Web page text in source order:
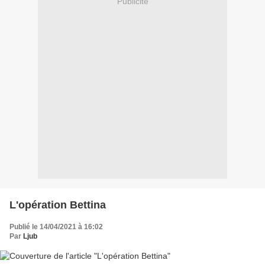
L'opération Bettina
Publié le 14/04/2021 à 16:02
Par Ljub